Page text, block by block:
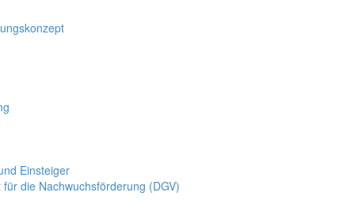
Einsteiger
die Nachwuchsförderung (DGV)